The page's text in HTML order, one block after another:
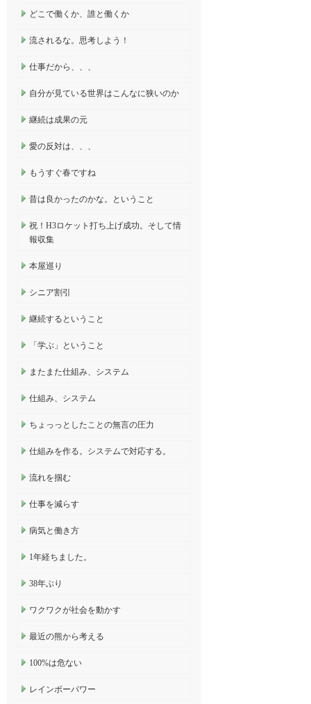
どこで働くか、誰と働くか
流されるな。思考しよう！
仕事だから、、、
自分が見ている世界はこんなに狭いのか
継続は成果の元
愛の反対は、、、
もうすぐ春ですね
昔は良かったのかな。ということ
祝！H3ロケット打ち上げ成功。そして情
報収集
本屋巡り
シニア割引
継続するということ
「学ぶ」ということ
またまた仕組み、システム
仕組み、システム
ちょっっとしたことの無言の圧力
仕組みを作る。システムで対応する。
流れを掴む
仕事を減らす
病気と働き方
1年経ちました。
38年ぶり
ワクワクが社会を動かす
最近の熊から考える
100%は危ない
レインボーパワー